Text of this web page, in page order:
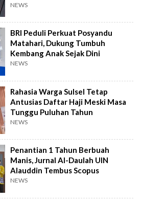
NEWS
BRI Peduli Perkuat Posyandu
Matahari, Dukung Tumbuh
Kembang Anak Sejak Dini
NEWS
Rahasia Warga Sulsel Tetap
Antusias Daftar Haji Meski Masa
Tunggu Puluhan Tahun
NEWS
Penantian 1 Tahun Berbuah
Manis, Jurnal Al-Daulah UIN
Alauddin Tembus Scopus
NEWS